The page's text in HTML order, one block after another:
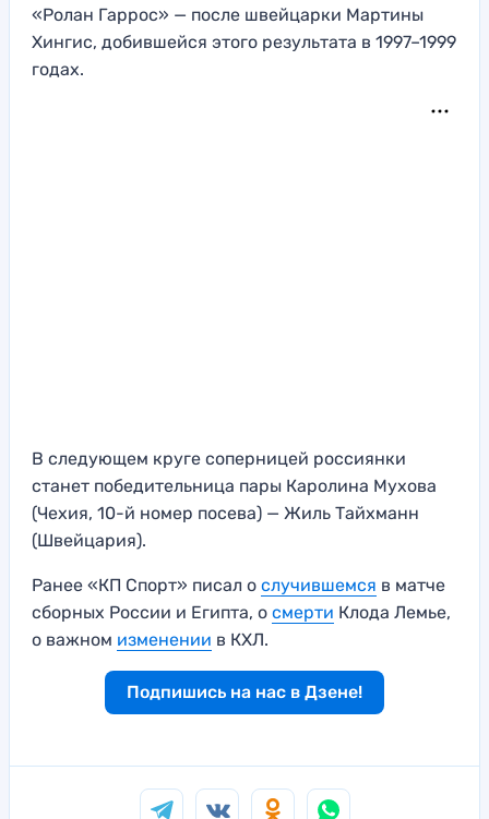
«Ролан Гаррос» — после швейцарки Мартины
Хингис, добившейся этого результата в 1997–1999
годах.
В следующем круге соперницей россиянки
станет победительница пары Каролина Мухова
(Чехия, 10-й номер посева) — Жиль Тайхманн
(Швейцария).
Ранее «КП Спорт» писал о случившемся в матче
сборных России и Египта, о смерти Клода Лемье,
о важном изменении в КХЛ.
Подпишись на нас в Дзене!